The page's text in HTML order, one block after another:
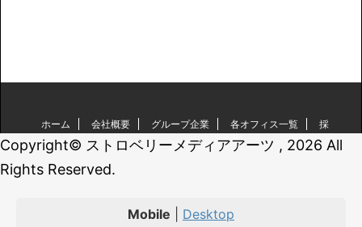
ホーム 会社概要 グループ企業 各オフィス一覧
採
用情報
お問い合わせ
ストロベリーメディアアーツ
LEDディスプレイ、映像・音響・照明機材の販売レンタル
Copyright© ストロベリーメディアアーツ , 2026 All
Rights Reserved.
Mobile Desktop